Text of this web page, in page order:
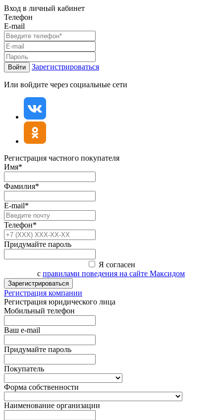
Вход в личный кабинет
Телефон
E-mail
Войти Зарегистрироваться
Или войдите через социальные сети
Регистрация частного покупателя
Имя*
Фамилия*
E-mail*
Телефон*
Придумайте пароль
Я согласен
с правилами поведения на сайте Максидом
Зарегистрироваться
Регистрация компании
Регистрация юридического лица
Мобильный телефон
Ваш e-mail
Придумайте пароль
Покупатель
Форма собственности
Наименование организации